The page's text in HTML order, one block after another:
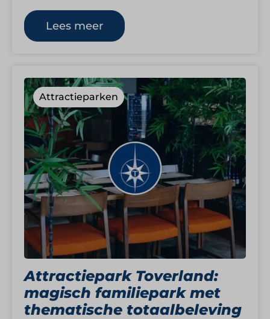
niet altijd hoeven te draaien om
schaalgrootte of spectaculaire positionering.
…
Lees meer
Attractieparken
Attractiepark Toverland:
magisch familiepark met
thematische totaalbeleving